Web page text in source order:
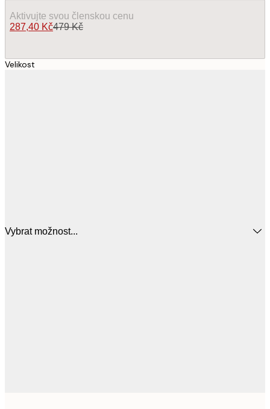
Aktivujte svou členskou cenu
287,40 Kč479 Kč
Velikost
Vybrat možnost...